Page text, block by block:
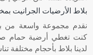
بلاط الأرضيات الجرانيت
نقدم مجموعة واسعة من
كنت تغطي أرضية حمام
لدينا بلاط بأحجام مختلفة